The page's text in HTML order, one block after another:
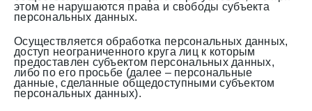
этом не нарушаются права и свободы субъекта
персональных данных.
Осуществляется обработка персональных данных,
доступ неограниченного круга лиц к которым
предоставлен субъектом персональных данных,
либо по его просьбе (далее – персональные
данные, сделанные общедоступными субъектом
персональных данных).